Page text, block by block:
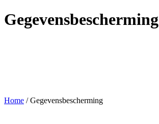
Gegevensbescherming
Home /Gegevensbescherming